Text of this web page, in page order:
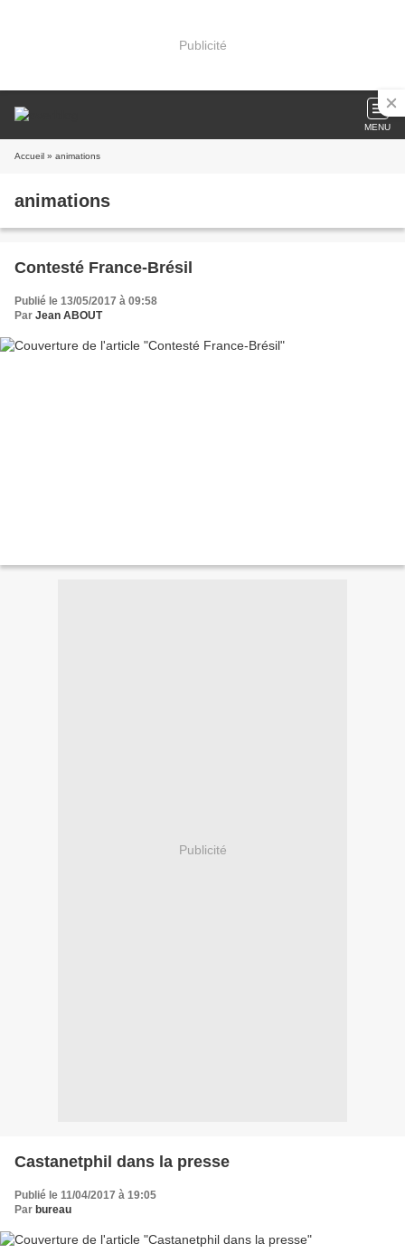
Publicité
MENU
Accueil » animations
animations
Contesté France-Brésil
Publié le 13/05/2017 à 09:58
Par Jean ABOUT
Publicité
Castanetphil dans la presse
Publié le 11/04/2017 à 19:05
Par bureau